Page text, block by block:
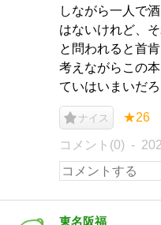
しながら一人で
はないけれど、
と問われると首
考えながらこの
ていはいまいだろ
ナイス ★26
コメント(0)
東名阪福